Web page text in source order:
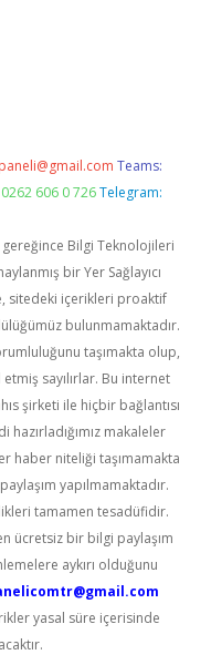
Teams:
606 0 726 Telegram:
gereğince Bilgi Teknolojileri
bir Yer Sağlayıcı
sitedeki içerikleri proaktif
bulunmamaktadır.
taşımakta olup,
sayılırlar. Bu internet
şirketi ile hiçbir bağlantısı
hazırladığımız makaleler
haber niteliği taşımamakta
yapılmamaktadır.
tamamen tesadüfidir.
ücretsiz bir bilgi paylaşım
aykırı olduğunu
yasal süre içerisinde